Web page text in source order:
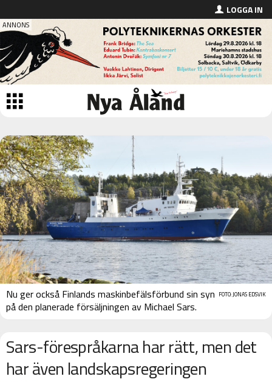
LOGGA IN
FOTO: JONAS EDSVIK
Nu ger också Finlands maskinbefälsförbund sin syn
på den planerade försäljningen av Michael Sars.
Sars-förespråkarna har rätt, men det
har även landskapsregeringen